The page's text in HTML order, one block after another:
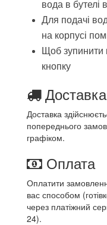
вода в бутелі
Для подачі
на корпусі
Щоб зупинити
кнопку
Доставка
Доставка
попереднього
графіком.
Оплата
Оплатити
вас способом
через платіжний
24).